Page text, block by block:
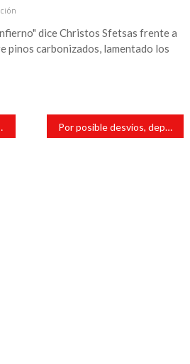
dice Christos Sfetsas frente a
pinos carbonizados, lamentado los
Por posible desvíos, depurarán padrón de programas sociales en Veracruz